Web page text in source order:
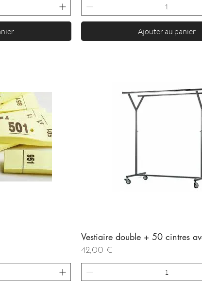
Ajouter au panier
Aperçu rapide
Vestiaire double + 50 cintres
Prix
42,00 €